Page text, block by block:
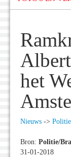
het
Nieuws -> Politie
Bron: Politie/
31-01-2018